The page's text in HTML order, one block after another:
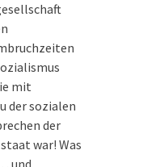
mit
der sozialen
der
war! Was